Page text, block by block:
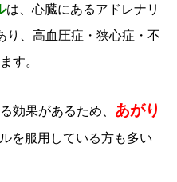
は、心臓にあるアドレナリ
り、高血圧症・狭心症・不
す。
効果があるため、 あがり
を服用している方も多い